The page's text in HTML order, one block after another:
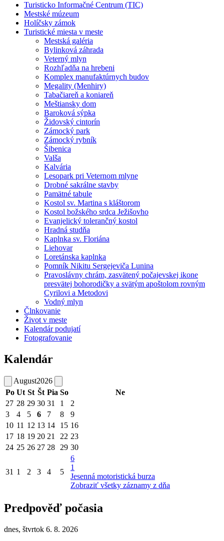
Turisticko Informačné Centrum (TIC)
Mestské múzeum
Holíčsky zámok
Turistické miesta v meste
Mestská galéria
Bylinková záhrada
Veterný mlyn
Rozhľadňa na hrebeni
Komplex manufaktúrnych budov
Megality (Menhiry)
Tabačiareň a koniareň
Meštiansky dom
Baroková sýpka
Židovský cintorín
Zámocký park
Zámocký rybník
Šibenica
Valša
Kalvária
Lesopark pri Veternom mlyne
Drobné sakrálne stavby
Pamätné tabule
Kostol sv. Martina s kláštorom
Kostol božského srdca Ježišovho
Evanjelický tolerančný kostol
Hradná studňa
Kaplnka sv. Floriána
Liehovar
Loretánska kaplnka
Pomník Nikitu Sergejeviča Lunina
Pravoslávny chrám, zasvätený počajevskej ikone
presvätej bohorodičky a svätým apoštolom rovným
Cyrilovi a Metodovi
Vodný mlyn
Člnkovanie
Život v meste
Kalendár podujatí
Fotografovanie
Kalendár
August2026
Po Ut St Št Pia So
Ne
27 28 29 30 31 1
2
3
4 5 6 7 8
9
10 11 12 13 14 15 16
17 18 19 20 21 22 23
24 25 26 27 28 29 30
31 1 2 3 4 5
6
1
Jesenná motoristická burza
Zobraziť všetky záznamy z dňa
Predpověď počasia
dnes, štvrtok 6. 8. 2026